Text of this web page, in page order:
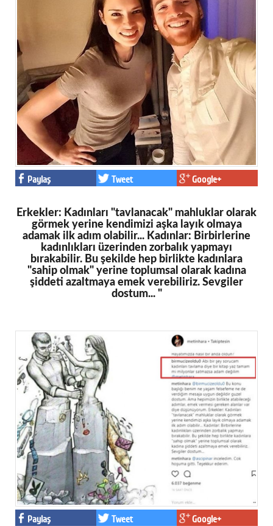
Paylaş Tweet Google+
Erkekler: Kadınları "tavlanacak" mahluklar olarak
görmek yerine kendimizi aşka layık olmaya
adamak ilk adım olabilir... Kadınlar: Birbirlerine
kadınlıkları üzerinden zorbalık yapmayı
bırakabilir. Bu şekilde hep birlikte kadınlara
"sahip olmak" yerine toplumsal olarak kadına
şiddeti azaltmaya emek verebiliriz. Sevgiler
dostum... "
Paylaş Tweet Google+